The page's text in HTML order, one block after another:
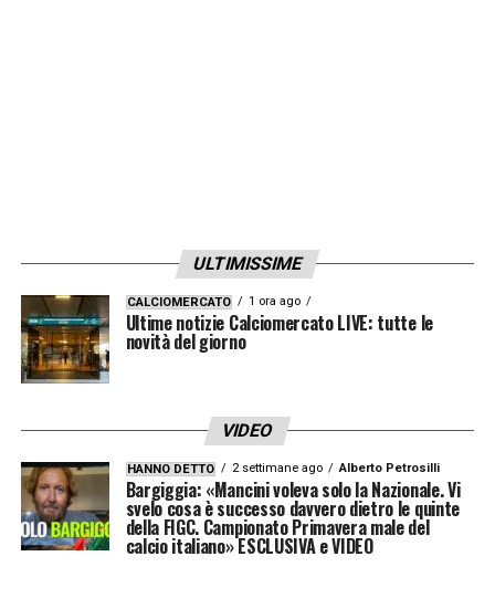
preoccupato di questo».
LA PLAYLIST DELLE NOSTRE TOP NEWS
ULTIMISSIME
CALCIOMERCATO 1 ora ago
Ultime notizie Calciomercato LIVE: tutte le
novità del giorno
VIDEO
HANNO DETTO 2 settimane ago Alberto Petrosilli
Bargiggia: «Mancini voleva solo la Nazionale. Vi
svelo cosa è successo davvero dietro le quinte
della FIGC. Campionato Primavera male del
calcio italiano» ESCLUSIVA e VIDEO